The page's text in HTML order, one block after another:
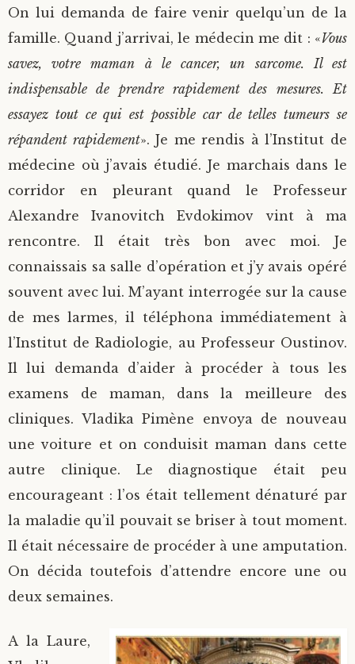
On lui demanda de faire venir quelqu’un de la
famille. Quand j’arrivai, le médecin me dit : «Vous
savez, votre maman à le cancer, un sarcome. Il est
indispensable de prendre rapidement des mesures. Et
essayez tout ce qui est possible car de telles tumeurs se
répandent rapidement». Je me rendis à l’Institut de
médecine où j’avais étudié. Je marchais dans le
corridor en pleurant quand le Professeur
Alexandre Ivanovitch Evdokimov vint à ma
rencontre. Il était très bon avec moi. Je
connaissais sa salle d’opération et j’y avais opéré
souvent avec lui. M’ayant interrogée sur la cause
de mes larmes, il téléphona immédiatement à
l’Institut de Radiologie, au Professeur Oustinov.
Il lui demanda d’aider à procéder à tous les
examens de maman, dans la meilleure des
cliniques. Vladika Pimène envoya de nouveau
une voiture et on conduisit maman dans cette
autre clinique. Le diagnostique était peu
encourageant : l’os était tellement dénaturé par
la maladie qu’il pouvait se briser à tout moment.
Il était nécessaire de procéder à une amputation.
On décida toutefois d’attendre encore une ou
deux semaines.
A la Laure,